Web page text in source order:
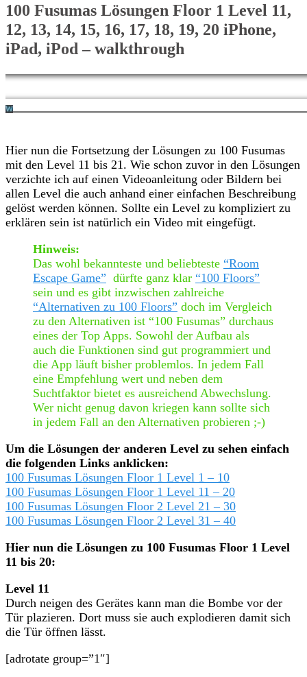
100 Fusumas Lösungen Floor 1 Level 11,
12, 13, 14, 15, 16, 17, 18, 19, 20 iPhone,
iPad, iPod – walkthrough
Hier nun die Fortsetzung der Lösungen zu 100 Fusumas
mit den Level 11 bis 21. Wie schon zuvor in den Lösungen
verzichte ich auf einen Videoanleitung oder Bildern bei
allen Level die auch anhand einer einfachen Beschreibung
gelöst werden können. Sollte ein Level zu kompliziert zu
erklären sein ist natürlich ein Video mit eingefügt.
Hinweis:
Das wohl bekannteste und beliebteste “Room
Escape Game” dürfte ganz klar “100 Floors”
sein und es gibt inzwischen zahlreiche
“Alternativen zu 100 Floors” doch im Vergleich
zu den Alternativen ist “100 Fusumas” durchaus
eines der Top Apps. Sowohl der Aufbau als
auch die Funktionen sind gut programmiert und
die App läuft bisher problemlos. In jedem Fall
eine Empfehlung wert und neben dem
Suchtfaktor bietet es ausreichend Abwechslung.
Wer nicht genug davon kriegen kann sollte sich
in jedem Fall an den Alternativen probieren ;-)
Um die Lösungen der anderen Level zu sehen einfach
die folgenden Links anklicken:
100 Fusumas Lösungen Floor 1 Level 1 – 10
100 Fusumas Lösungen Floor 1 Level 11 – 20
100 Fusumas Lösungen Floor 2 Level 21 – 30
100 Fusumas Lösungen Floor 2 Level 31 – 40
Hier nun die Lösungen zu 100 Fusumas Floor 1 Level
11 bis 20:
Level 11
Durch neigen des Gerätes kann man die Bombe vor der
Tür plazieren. Dort muss sie auch explodieren damit sich
die Tür öffnen lässt.
[adrotate group=”1″]